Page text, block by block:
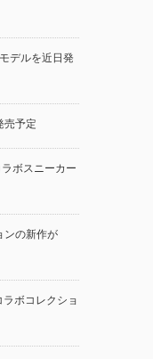
デルを近日発
売予定
ボスニーカー
ンの新作が
ボコレクショ